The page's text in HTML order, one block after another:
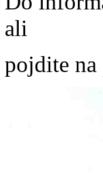
ali
pojdite na